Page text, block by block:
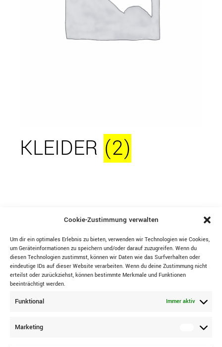
Cookie-Zustimmung verwalten
Um dir ein optimales Erlebnis zu bieten, verwenden wir Technologien wie Cookies,
um Geräteinformationen zu speichern und/oder darauf zuzugreifen. Wenn du
diesen Technologien zustimmst, können wir Daten wie das Surfverhalten oder
eindeutige IDs auf dieser Website verarbeiten. Wenn du deine Zustimmung nicht
erteilst oder zurückziehst, können bestimmte Merkmale und Funktionen
beeinträchtigt werden.
Funktional Immer aktiv
Marketing
KLEIDER (2)